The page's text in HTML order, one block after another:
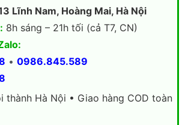
Lĩnh Nam, Hoàng Mai, Hà Nội
8h sáng – 21h tối (cả T7, CN)
• 0986.845.589
thành Hà Nội • Giao hàng COD toàn